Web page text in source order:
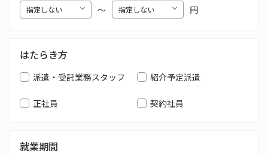
〜 円
はたらき方
派遣・受託業務スタッフ 紹介予定派遣
正社員 契約社員
就業期間